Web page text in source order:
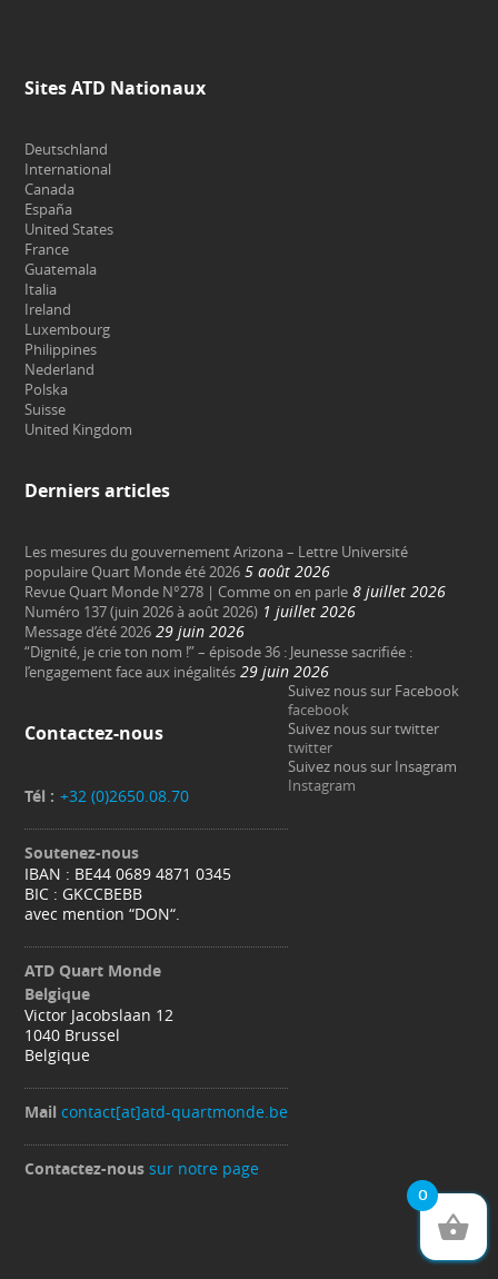
Sites ATD Nationaux
Deutschland
International
Canada
España
United States
France
Guatemala
Italia
Ireland
Luxembourg
Philippines
Nederland
Polska
Suisse
United Kingdom
Derniers articles
Les mesures du gouvernement Arizona – Lettre Université
populaire Quart Monde été 2026 5 août 2026
Revue Quart Monde N°278 | Comme on en parle 8 juillet 2026
Numéro 137 (juin 2026 à août 2026) 1 juillet 2026
Message d’été 2026 29 juin 2026
“Dignité, je crie ton nom !” – épisode 36 : Jeunesse sacrifiée :
l’engagement face aux inégalités 29 juin 2026
Contactez-nous
Tél : +32 (0)2650.08.70
Soutenez-nous
IBAN : BE44 0689 4871 0345
BIC : GKCCBEBB
avec mention “DON“.
ATD Quart Monde
Belgique
Victor Jacobslaan 12
1040 Brussel
Belgique
Mailcontact[at]atd-quartmonde.be
Contactez-nous sur notre page
Suivez nous sur Facebook
facebook
Suivez nous sur twitter
twitter
Suivez nous sur Insagram
Instagram
0